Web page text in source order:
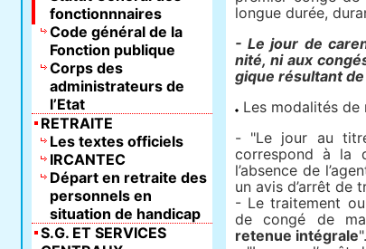
longue durée,
- Le jour de
nité, ni aux
gi­que résul­tant
Les moda­li­tés
- "Le jour au
correspond à la
l’absence de
un avis d’arrêt de
- Le traitement
de congé de
retenue intégrale".
fonctionnnaires
Code général de la
Fonction publique
Corps des
administrateurs de
l’Etat
RETRAITE
Les textes officiels
IRCANTEC
Départ en retraite des
personnels en
situation de handicap
S.G. ET SERVICES